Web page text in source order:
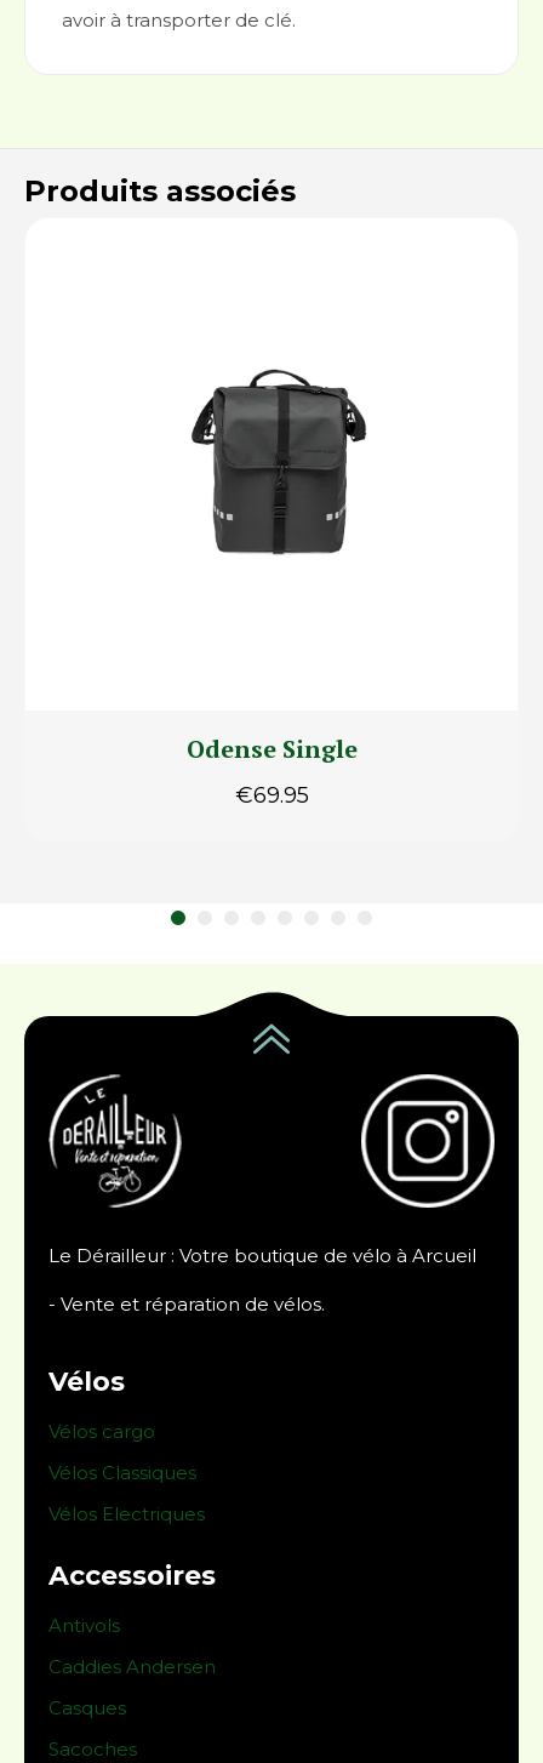
avoir à transporter de clé.
Produits associés
Odense Single
€69.95
Le Dérailleur : Votre boutique de vélo à Arcueil
- Vente et réparation de vélos.
Vélos
Vélos cargo
Vélos Classiques
Vélos Electriques
Accessoires
Antivols
Caddies Andersen
Casques
Sacoches